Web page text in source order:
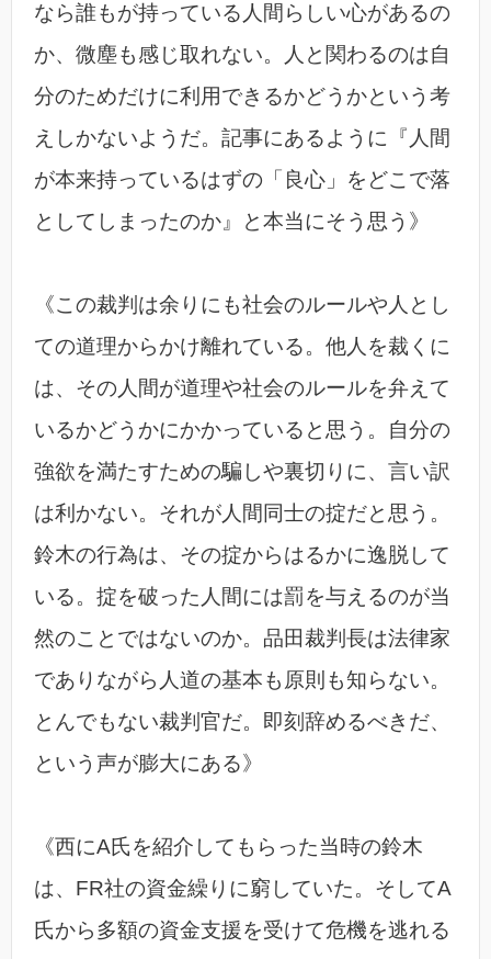
なら誰もが持っている人間らしい心があるの
か、微塵も感じ取れない。人と関わるのは自
分のためだけに利用できるかどうかという考
えしかないようだ。記事にあるように『人間
が本来持っているはずの「良心」をどこで落
としてしまったのか』と本当にそう思う》
《この裁判は余りにも社会のルールや人とし
ての道理からかけ離れている。他人を裁くに
は、その人間が道理や社会のルールを弁えて
いるかどうかにかかっていると思う。自分の
強欲を満たすための騙しや裏切りに、言い訳
は利かない。それが人間同士の掟だと思う。
鈴木の行為は、その掟からはるかに逸脱して
いる。掟を破った人間には罰を与えるのが当
然のことではないのか。品田裁判長は法律家
でありながら人道の基本も原則も知らない。
とんでもない裁判官だ。即刻辞めるべきだ、
という声が膨大にある》
《西にA氏を紹介してもらった当時の鈴木
は、FR社の資金繰りに窮していた。そしてA
氏から多額の資金支援を受けて危機を逃れる